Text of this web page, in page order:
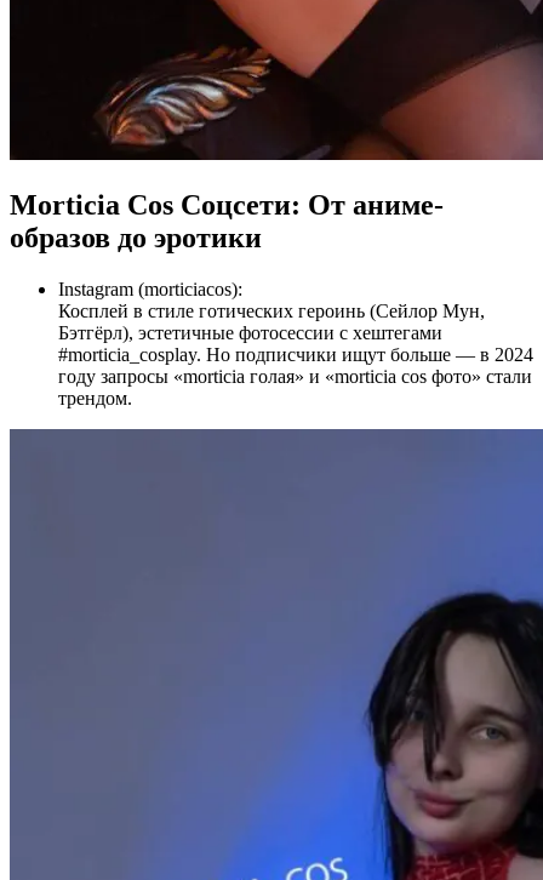
Morticia Cos Соцсети: От аниме-
образов до эротики
Instagram (morticiacos):
Косплей в стиле готических героинь (Сейлор Мун,
Бэтгёрл), эстетичные фотосессии с хештегами
#morticia_cosplay. Но подписчики ищут больше — в 2024
году запросы «morticia голая» и «morticia cos фото» стали
трендом.